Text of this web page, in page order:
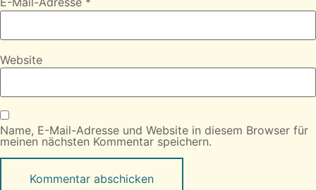
Website
Name, E-Mail-Adresse und Website in diesem Browser für
meinen nächsten Kommentar speichern.